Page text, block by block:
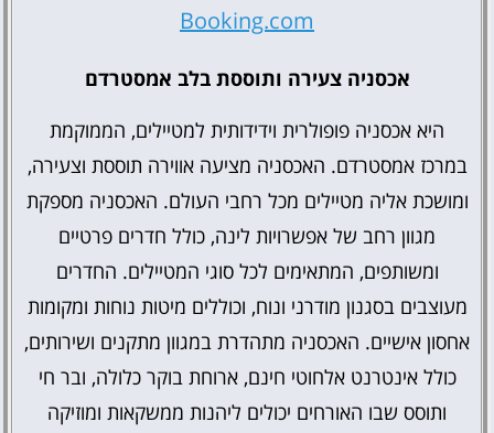
Booking.com
אכסניה צעירה ותוססת בלב אמסטרדם
היא אכסניה פופולרית וידידותית למטיילים, הממוקמת
במרכז אמסטרדם. האכסניה מציעה אווירה תוססת וצעירה,
ומושכת אליה מטיילים מכל רחבי העולם. האכסניה מספקת
מגוון רחב של אפשרויות לינה, כולל חדרים פרטיים
ומשותפים, המתאימים לכל סוגי המטיילים. החדרים
מעוצבים בסגנון מודרני ונוח, וכוללים מיטות נוחות ומקומות
אחסון אישיים. האכסניה מתהדרת במגוון מתקנים ושירותים,
כולל אינטרנט אלחוטי חינם, ארוחת בוקר כלולה, ובר חי
ותוסס שבו האורחים יכולים ליהנות ממשקאות ומוזיקה